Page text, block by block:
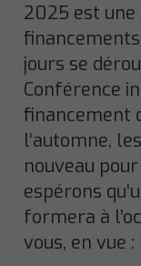
2025 est
jours se
Conférence
financement
l’automne,
nouveau
espérons
formera à
vous, en vue :